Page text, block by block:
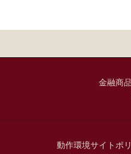
金融商
動作環境サイトポ